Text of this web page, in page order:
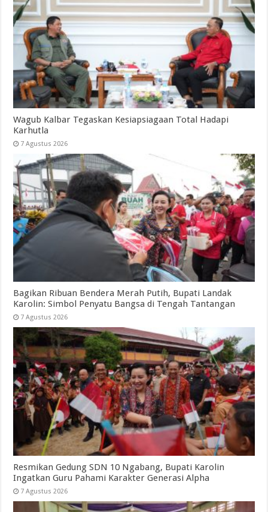
Wagub Kalbar Tegaskan Kesiapsiagaan Total Hadapi
Karhutla
7 Agustus 2026
Bagikan Ribuan Bendera Merah Putih, Bupati Landak
Karolin: Simbol Penyatu Bangsa di Tengah Tantangan
7 Agustus 2026
Resmikan Gedung SDN 10 Ngabang, Bupati Karolin
Ingatkan Guru Pahami Karakter Generasi Alpha
7 Agustus 2026